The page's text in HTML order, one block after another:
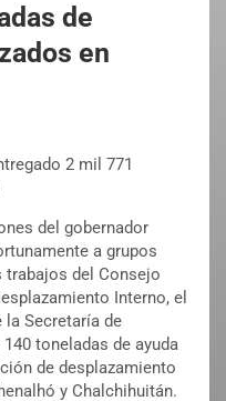
de
en
2 mil 771
del gobernador
a grupos
trabajos del Consejo
Interno, el
la Secretaría de
toneladas de ayuda
de desplazamiento
y Chalchihuitán.